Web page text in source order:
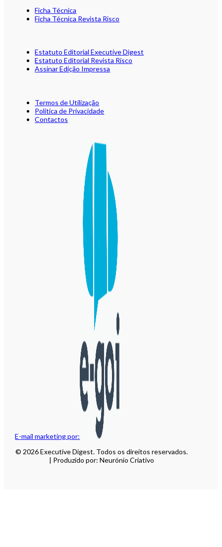
E-mail marketing por:
Ficha Técnica
Ficha Técnica Revista Risco
Estatuto Editorial Executive Digest
Estatuto Editorial Revista Risco
Assinar Edição Impressa
Termos de Utilização
Política de Privacidade
Contactos
© 2026 Executive Digest. Todos os direitos reservados.
| Produzido por: Neurónio Criativo